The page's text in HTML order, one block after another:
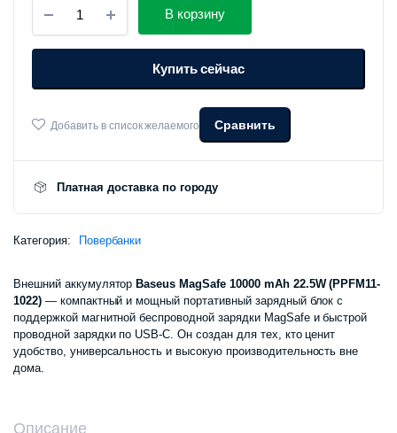
аккумулятор
Baseus
с
10000mAh
PPFM11-
В корзину
Купить сейчас
Добавить в список желаемого Сравнить
Платная доставка по городу
Категория: Повербанки
Внешний аккумулятор Baseus MagSafe 10000 mAh 22.5W (PPFM11-
1022)— компактный и мощный портативный зарядный блок с
поддержкой магнитной беспроводной зарядки MagSafe и быстрой
проводной зарядки по USB-C. Он создан для тех, кто ценит
удобство, универсальность и высокую производительность вне
дома.
Описание